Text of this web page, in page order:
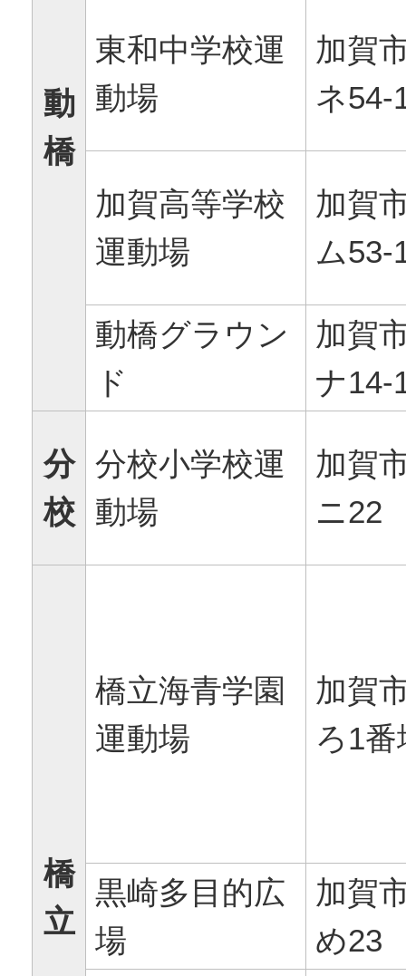
動
橋
東和中学校運
動場
加賀
ネ54-
加賀高等学校
運動場
加賀
ム53-
動橋グラウン
ド
加賀
ナ14-
分
校
分校小学校運
動場
加賀
ニ22
橋
立
橋立海青学園
運動場
加賀
ろ1番
黒崎多目的広
場
加賀
め23